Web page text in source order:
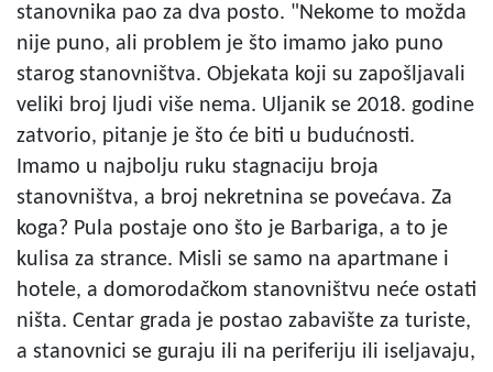
stanovnika pao za dva posto. "Nekome to možda
nije puno, ali problem je što imamo jako puno
starog stanovništva. Objekata koji su zapošljavali
veliki broj ljudi više nema. Uljanik se 2018. godine
zatvorio, pitanje je što će biti u budućnosti.
Imamo u najbolju ruku stagnaciju broja
stanovništva, a broj nekretnina se povećava. Za
koga? Pula postaje ono što je Barbariga, a to je
kulisa za strance. Misli se samo na apartmane i
hotele, a domorodačkom stanovništvu neće ostati
ništa. Centar grada je postao zabavište za turiste,
a stanovnici se guraju ili na periferiju ili iseljavaju,